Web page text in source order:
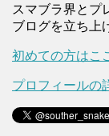
スマブラ界とプ
ブログを立ち上
初めての方はこ
プロフィールの